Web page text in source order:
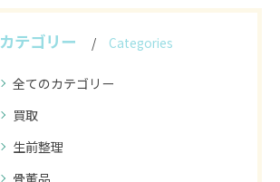
カテゴリー Categories
全てのカテゴリー
買取
生前整理
骨董品